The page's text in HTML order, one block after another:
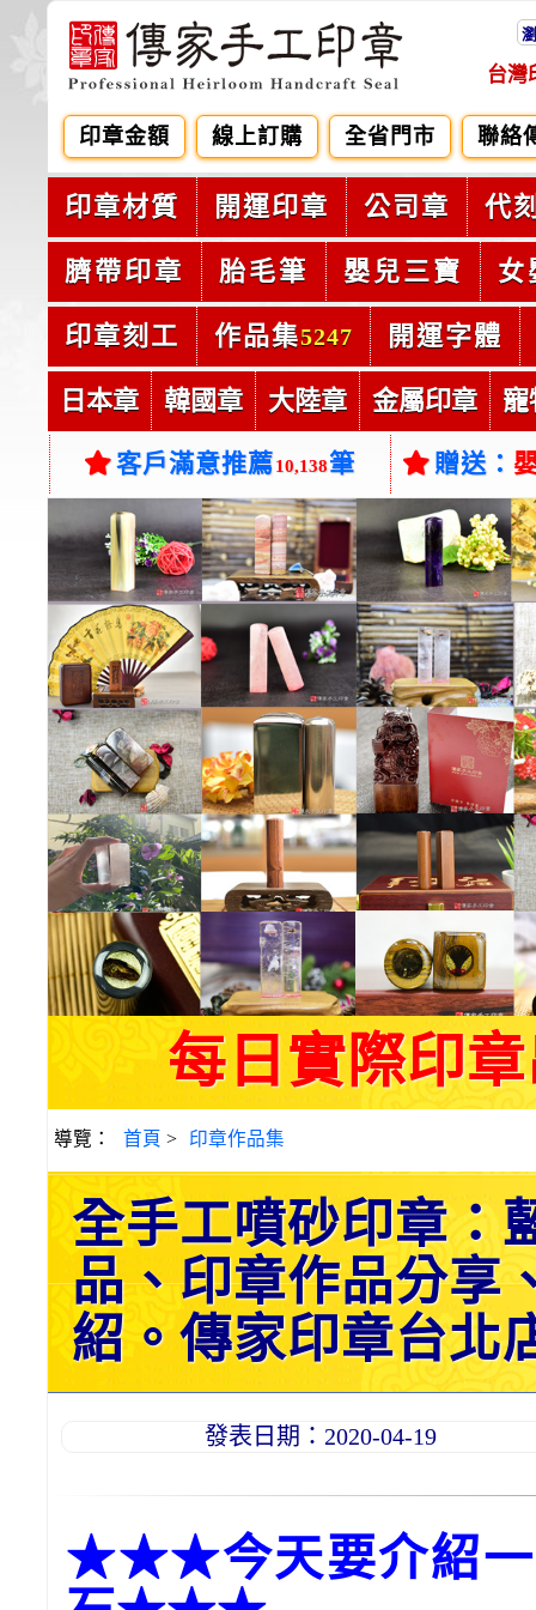
台灣
印章金額 線上訂購 全省門市 聯絡
印章材質 開運印章 公司章 代
臍帶印章 胎毛筆 嬰兒三寶 女
印章刻工 作品集5247 開運字體
日本章 韓國章 大陸章 金屬印章 寵
客戶滿意推薦10,138筆 贈送：
每日實際印
導覽： 首頁 > 印章作品集
全手工噴砂印章：
品、印章作品分享
紹。傳家印章台北
發表日期：2020-04-19
★★★今天要介紹一